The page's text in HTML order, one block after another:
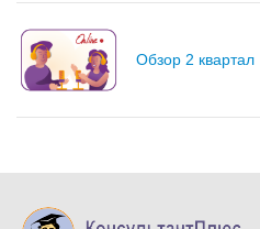
Обзор 2 квартал